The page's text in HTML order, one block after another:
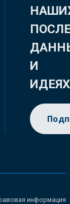
И
ИДЕЯХ
информация